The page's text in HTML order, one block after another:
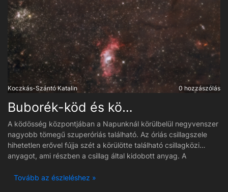
Koczkás-Szántó Katalin 0 hozzászólás
Buborék-köd és környéke
A ködösség központjában a Napunknál körülbelül negyvenszer
nagyobb tömegű szuperóriás található. Az óriás csillagszele
hihetetlen erővel fújja szét a körülötte található csillagközi
anyagot, ami részben a csillag által kidobott anyag. A
sebességgel tágul. Központi csillaga valószínűleg néhány millió
Tovább az észleléshez »